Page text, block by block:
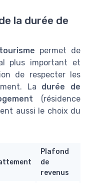
la durée de
permet de
plus important et
de respecter les
La durée de
(résidence
aussi le choix du
Plafond
de
revenus